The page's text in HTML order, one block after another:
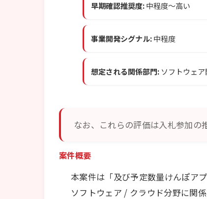
早期確認推奨度:中程度〜高い
事業開発シグナル:中程度
想定される関係部門: ソフトウェ
なお、これらの評価は入札参加の
案件概要
本案件は「及び予定数量けんぽア
ソフトウェア / クラウド分野に関